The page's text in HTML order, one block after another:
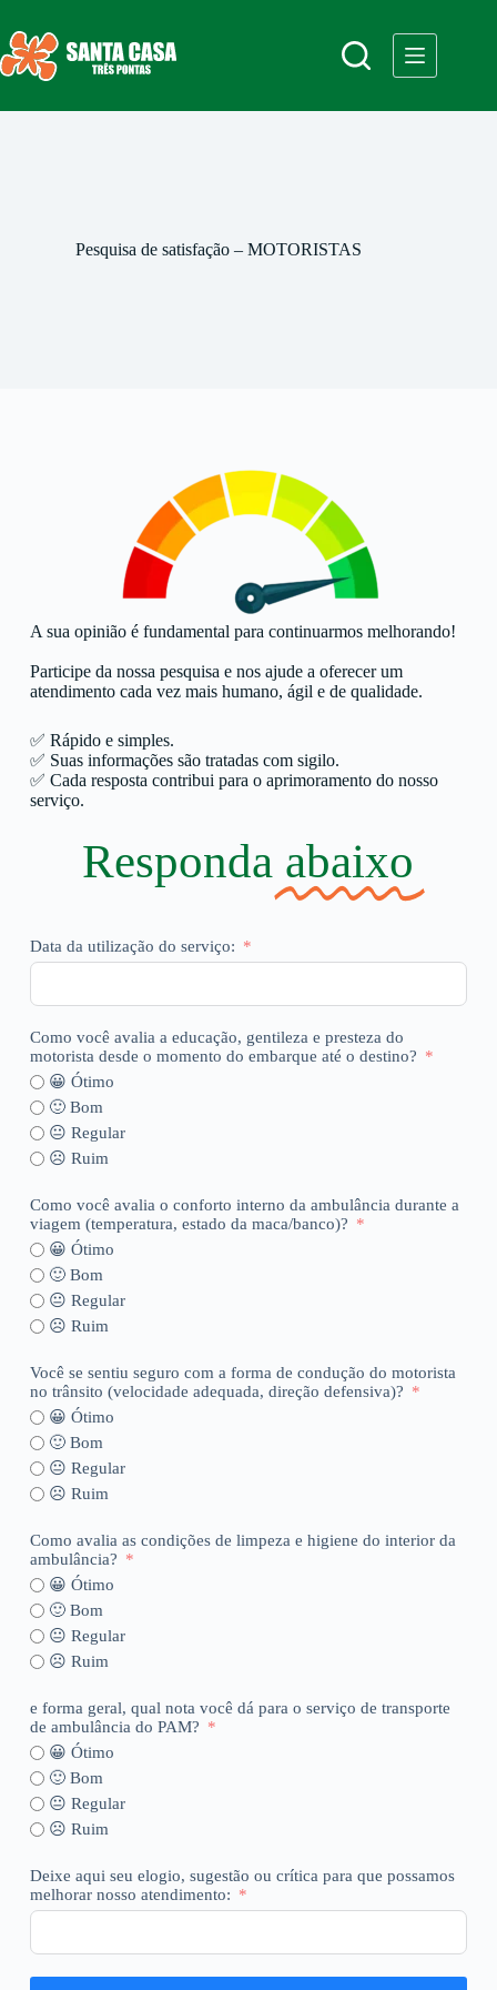
Pesquisa de satisfação – MOTORISTAS
A sua opinião é fundamental para continuarmos melhorando!
Participe da nossa pesquisa e nos ajude a oferecer um
atendimento cada vez mais humano, ágil e de qualidade.
✅ Rápido e simples.
✅ Suas informações são tratadas com sigilo.
✅ Cada resposta contribui para o aprimoramento do nosso
serviço.
Responda abaixo
Data da utilização do serviço:
Como você avalia a educação, gentileza e presteza do
motorista desde o momento do embarque até o destino?
😀 Ótimo
🙂 Bom
😐 Regular
☹️ Ruim
Como você avalia o conforto interno da ambulância durante a
viagem (temperatura, estado da maca/banco)?
😀 Ótimo
🙂 Bom
😐 Regular
☹️ Ruim
Você se sentiu seguro com a forma de condução do motorista
no trânsito (velocidade adequada, direção defensiva)?
😀 Ótimo
🙂 Bom
😐 Regular
☹️ Ruim
Como avalia as condições de limpeza e higiene do interior da
ambulância?
😀 Ótimo
🙂 Bom
😐 Regular
☹️ Ruim
e forma geral, qual nota você dá para o serviço de transporte
de ambulância do PAM?
😀 Ótimo
🙂 Bom
😐 Regular
☹️ Ruim
Deixe aqui seu elogio, sugestão ou crítica para que possamos
melhorar nosso atendimento: